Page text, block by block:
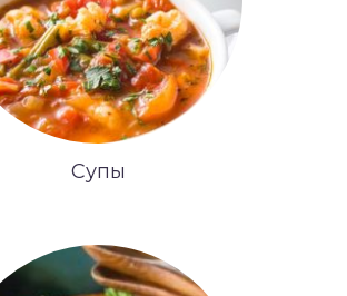
Супы